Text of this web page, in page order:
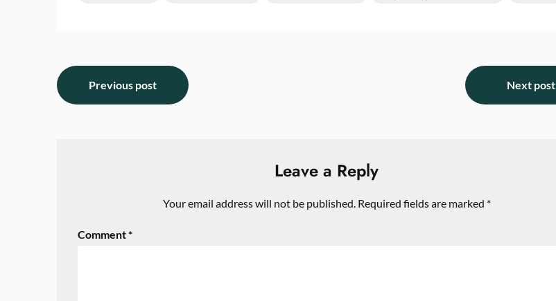
Previous post Next post
Leave a Reply
Your email address will not be published. Required fields are marked *
Comment*